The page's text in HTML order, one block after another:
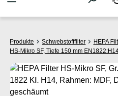
Produkte Schwebstofffilter
HEPA
HS-Mikro SF, Tiefe 150 mm
Bildergalerie überspringen